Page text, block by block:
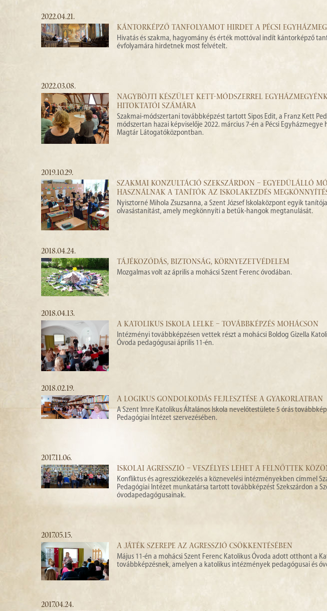
2022.04.21.
KÁNTORKÉPZŐ TANFOLYAMOT HIRDET A PÉCSI
Hivatás és szakma, hagyomány és érték mottóval indít kántorképző
évfolyamára hirdetnek most felvételt.
2022.03.08.
NAGYBÖJTI KÉSZÜLET KETT-MÓDSZERREL
HITOKTATÓI SZÁMÁRA
Szakmai-módszertani továbbképzést tartott Sipos Edit, a Franz Kett
módszertan hazai képviselője 2022. március 7-én a Pécsi
Magtár Látogatóközpontban.
2019.10.29.
SZAKMAI KONZULTÁCIÓ SZEKSZÁRDON – EGYEDÜLÁLLÓ
HASZNÁLNAK A TANÍTÓK AZ ISKOLAKEZDÉS
Nyisztorné Mihola Zsuzsanna, a Szent József Iskolaközpont egyik
olvasástanítást, amely megkönnyíti a betűk-hangok megtanulását.
2018.04.24.
TÁJÉKOZÓDÁS, BIZTONSÁG, KÖRNYEZETVÉDELEM
Mozgalmas volt az április a mohácsi Szent Ferenc óvodában.
2018.04.13.
A KATOLIKUS ISKOLA LELKE – TOVÁBBKÉPZÉS MOHÁCSON
Intézményi továbbképzésen vettek részt a mohácsi Boldog Gizella
Óvoda pedagógusai április 11-én.
2018.02.19.
A LOGIKUS GONDOLKODÁS FEJLESZTÉSE A GYAKORLATBAN
A Szent Imre Katolikus Általános Iskola nevelőtestülete 5 órás
Pedagógiai Intézet szervezésében.
2017.11.06.
ISKOLAI AGRESSZIÓ – VESZÉLYES LEHET A FELNŐTTEK
Konfliktus és agressziókezelés a köznevelési intézményekben címmel
Pedagógiai Intézet munkatársa tartott továbbképzést Szekszárdon a
óvodapedagógusainak.
2017.05.15.
A JÁTÉK SZEREPE AZ AGRESSZIÓ CSÖKKENTÉSÉBEN
Május 11-én a mohácsi Szent Ferenc Katolikus Óvoda adott otthont a
továbbképzésnek, amelyen a katolikus intézmények pedagógusai és
2017.04.24.